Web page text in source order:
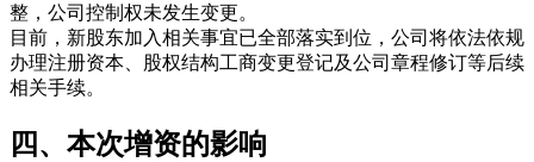
整，公司控制权未发生变更。
目前，新股东加入相关事宜已全部落实到位，公司将依法依规
办理注册资本、股权结构工商变更登记及公司章程修订等后续
相关手续。
四、本次增资的影响